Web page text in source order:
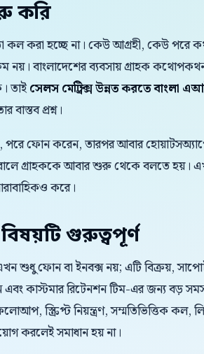
করি
করা হচ্ছে না। কেউ আগ্রহী, কেউ পরে
নয়। বাংলাদেশের ব্যবসায় গ্রাহক
তাইসেলস মেট্রিক্স উন্নত করতে বাংলা
প্রশ্ন।
ফোন করেন, তারপর আবার হোয়াটসঅ্যাপে
গ্রাহককে আবার শুরু থেকে বলতে হয়।
করে।
গুরুত্বপূর্ণ
শুধু ফোন বা ইনবক্স নয়; এটি বিক্রয়, সাপোর্ট,
কাস্টমার রিটেনশন টিম-এর জন্য বড়
স্ক্রিপ্ট নিয়ন্ত্রণ, সম্মতিভিত্তিক কল,
করলেই সমাধান হয় না।